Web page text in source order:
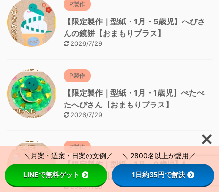
P製作
【限定製作｜型紙・1月・5歳児】へびさ
んの鏡餅【おまもりプラス】
2026/7/29
P製作
【限定製作｜型紙・1月・1歳児】ぺたぺ
たへびさん【おまもりプラス】
2026/7/29
P製作
【限定製作｜型紙・1月・0歳児】絵の具
でへびさん【おまもりプラス】
2026/7/29
＼月案・週案・日案の文例／ ＼ 2800名以上が愛用／
LINEで無料ゲット 1日約35円で解決